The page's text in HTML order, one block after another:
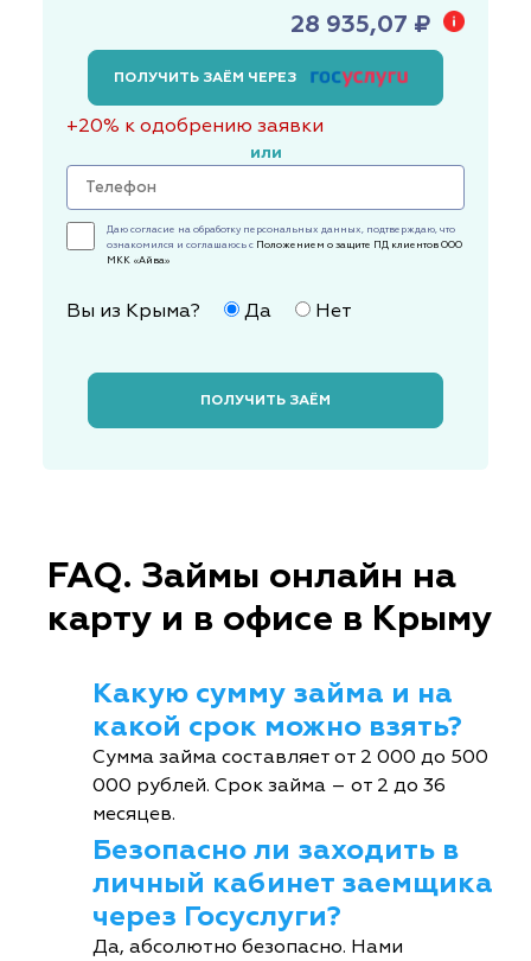
28 935,07 ₽
ПОЛУЧИТЬ ЗАЁМ ЧЕРЕЗ
+20% к одобрению заявки
или
Даю согласие на обработку персональных данных, подтверждаю, что
ознакомился и соглашаюсь с Положением о защите ПД клиентов ООО
МКК «Айва»
Вы из Крыма? Да Нет
ПОЛУЧИТЬ ЗАЁМ
FAQ. Займы онлайн на
карту и в офисе в Крыму
Какую сумму займа и на
какой срок можно взять?
Сумма займа составляет от 2 000 до 500
000 рублей. Срок займа – от 2 до 36
месяцев.
Безопасно ли заходить в
личный кабинет заемщика
через Госуслуги?
Да, абсолютно безопасно. Нами